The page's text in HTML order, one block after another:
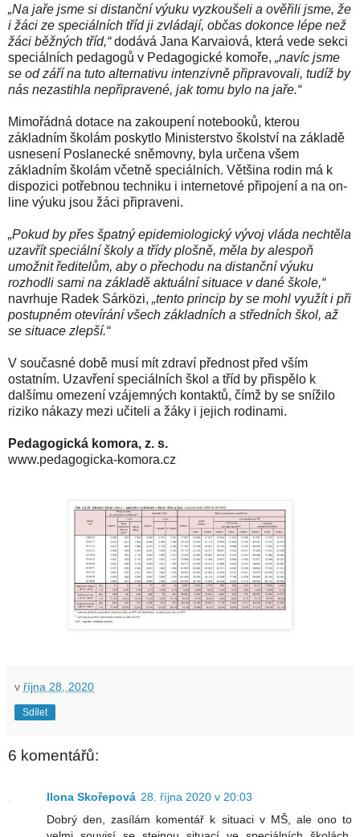
„Na jaře jsme si distanční výuku vyzkoušeli a ověřili jsme, že
i žáci ze speciálních tříd ji zvládají, občas dokonce lépe než
žáci běžných tříd,“dodává Jana Karvaiová, která vede sekci
speciálních pedagogů v Pedagogické komoře, „navíc jsme
se od září na tuto alternativu intenzivně připravovali, tudíž by
nás nezastihla nepřipravené, jak tomu bylo na jaře.“
Mimořádná dotace na zakoupení notebooků, kterou
základním školám poskytlo Ministerstvo školství na základě
usnesení Poslanecké sněmovny, byla určena všem
základním školám včetně speciálních. Většina rodin má k
dispozici potřebnou techniku i internetové připojení a na on-
line výuku jsou žáci připraveni.
„Pokud by přes špatný epidemiologický vývoj vláda nechtěla
uzavřít speciální školy a třídy plošně, měla by alespoň
umožnit ředitelům, aby o přechodu na distanční výuku
rozhodli sami na základě aktuální situace v dané škole,“
navrhuje Radek Sárközi, „tento princip by se mohl využít i při
postupném otevírání všech základních a středních škol, až
se situace zlepší.“
V současné době musí mít zdraví přednost před vším
ostatním. Uzavření speciálních škol a tříd by přispělo k
dalšímu omezení vzájemných kontaktů, čímž by se snížilo
riziko nákazy mezi učiteli a žáky i jejich rodinami.
Pedagogická komora, z. s.
www.pedagogicka-komora.cz
v října 28, 2020
Sdílet
6 komentářů:
Ilona Skořepová 28. října 2020 v 20:03
Dobrý den, zasílám komentář k situaci v MŠ, ale ono to